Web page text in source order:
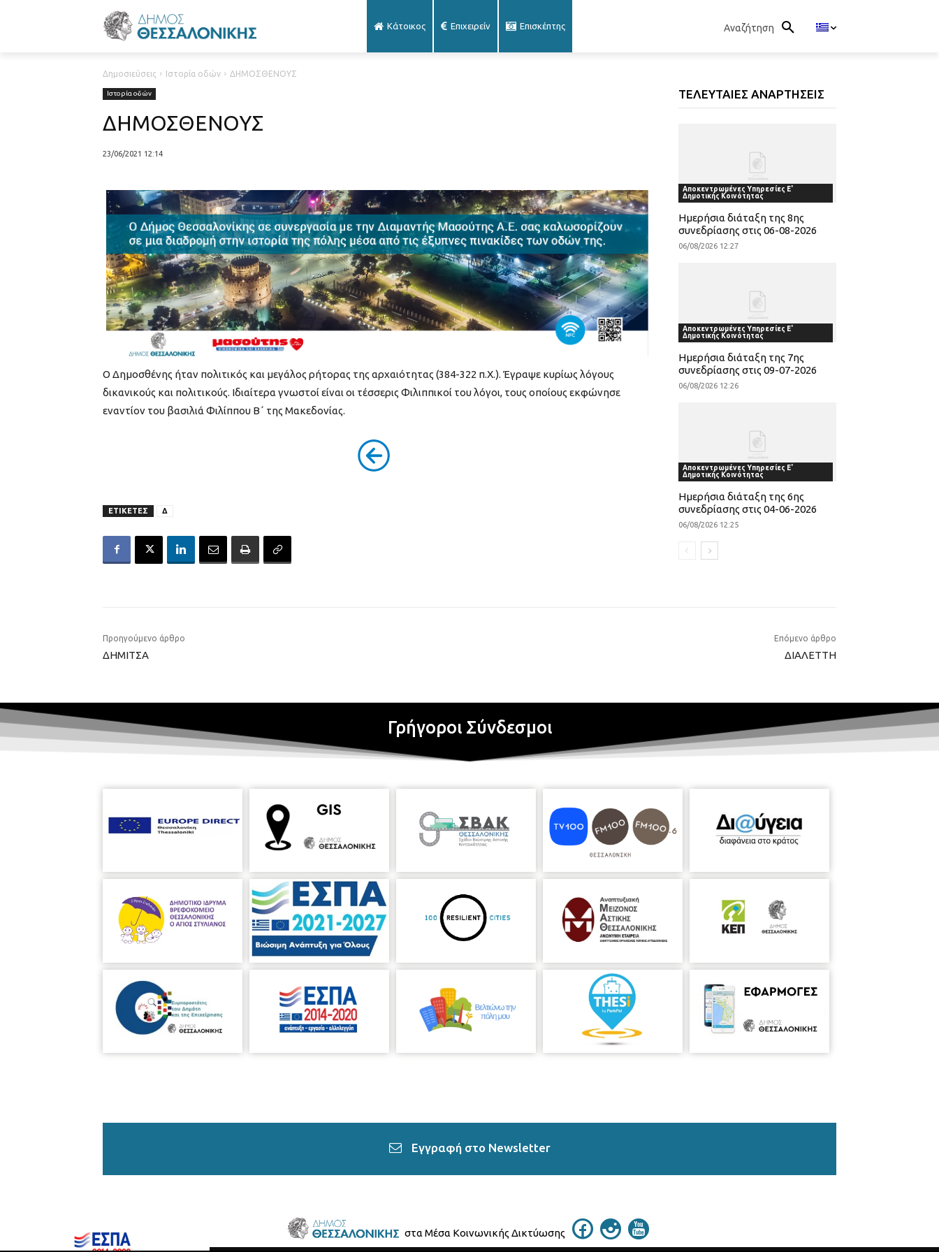
Κάτοικος Επιχειρείν Επισκέπτης Αναζήτηση
Δημοσιεύσεις Ιστορία οδών ΔΗΜΟΣΘΕΝΟΥΣ
Ιστορία οδών
ΔΗΜΟΣΘΕΝΟΥΣ
23/06/2021 12:14
Ο Δημοσθένης ήταν πολιτικός και μεγάλος ρήτορας της αρχαιότητας (384-322 π.Χ.). Έγραψε κυρίως λόγους
δικανικούς και πολιτικούς. Ιδιαίτερα γνωστοί είναι οι τέσσερις Φιλιππικοί του λόγοι, τους οποίους εκφώνησε
εναντίον του βασιλιά Φιλίππου Β΄ της Μακεδονίας.
ΕΤΙΚΕΤΕΣ Δ
ΤΕΛΕΥΤΑΙΕΣ ΑΝΑΡΤΗΣΕΙΣ
Αποκεντρωμένες Υπηρεσίες Ε'
Δημοτικής Κοινότητας
Ημερήσια διάταξη της 8ης
συνεδρίασης στις 06-08-2026
06/08/2026 12:27
Αποκεντρωμένες Υπηρεσίες Ε'
Δημοτικής Κοινότητας
Ημερήσια διάταξη της 7ης
συνεδρίασης στις 09-07-2026
06/08/2026 12:26
Αποκεντρωμένες Υπηρεσίες Ε'
Δημοτικής Κοινότητας
Ημερήσια διάταξη της 6ης
συνεδρίασης στις 04-06-2026
06/08/2026 12:25
Προηγούμενο άρθρο
ΔΗΜΙΤΣΑ
Επόμενο άρθρο
ΔΙΑΛΕTΤΗ
Γρήγοροι Σύνδεσμοι
Εγγραφή στο Newsletter
στα Μέσα Κοινωνικής Δικτύωσης